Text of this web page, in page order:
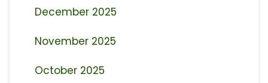
December 2025
November 2025
October 2025